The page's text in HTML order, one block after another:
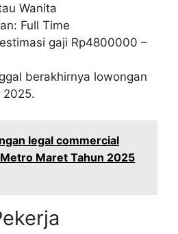
Wanita
Full Time
gaji Rp4800000 –
berakhirnya lowongan
2025.
legal commercial
Maret Tahun 2025